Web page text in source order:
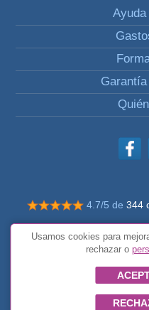
4.7/5 de 344
© Todos los
Usamos cookies para
rechazar o